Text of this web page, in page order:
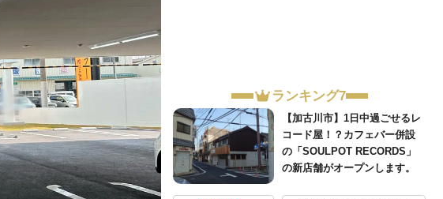
ランキング7
【加古川市】1日中過ごせるレ
コード屋！？カフェバー併設
の「SOULPOT RECORDS」
の新店舗がオープンします。